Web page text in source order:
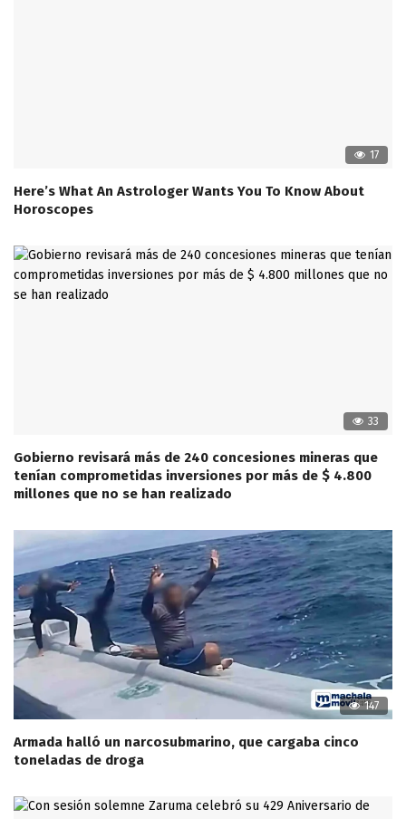
17
Here’s What An Astrologer Wants You To Know About
Horoscopes
33
Gobierno revisará más de 240 concesiones mineras que
tenían comprometidas inversiones por más de $ 4.800
millones que no se han realizado
147
Armada halló un narcosubmarino, que cargaba cinco
toneladas de droga